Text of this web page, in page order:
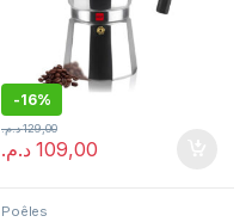
-16%
109,00 د.م.
129,00 د.م.
Poêles